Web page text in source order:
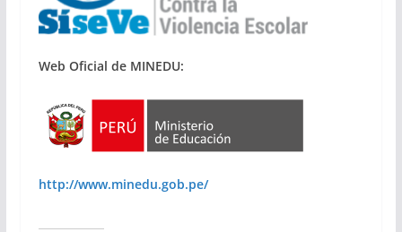
Web Oficial de MINEDU:
http://www.minedu.gob.pe/